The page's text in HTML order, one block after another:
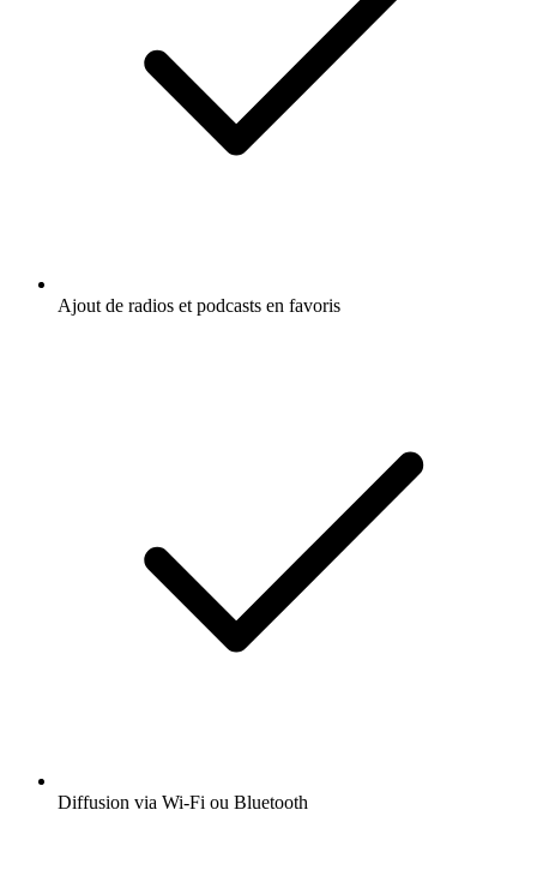
Ajout de radios et podcasts en favoris
Diffusion via Wi-Fi ou Bluetooth